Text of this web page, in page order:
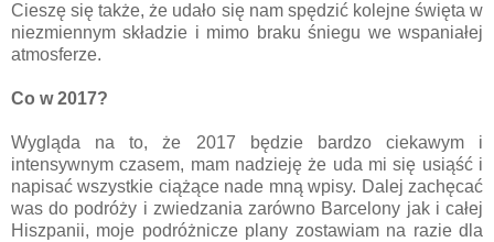
Cieszę się także, że udało się nam spędzić kolejne święta w
niezmiennym składzie i mimo braku śniegu we wspaniałej
atmosferze.
Co w 2017?
Wygląda na to, że 2017 będzie bardzo ciekawym i
intensywnym czasem, mam nadzieję że uda mi się usiąść i
napisać wszystkie ciążące nade mną wpisy. Dalej zachęcać
was do podróży i zwiedzania zarówno Barcelony jak i całej
Hiszpanii, moje podróżnicze plany zostawiam na razie dla